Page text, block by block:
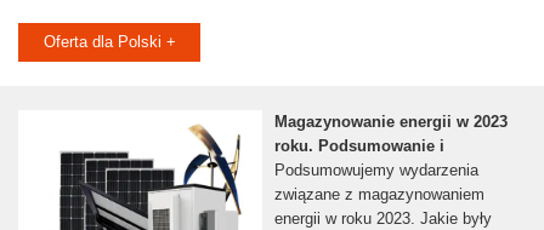
Oferta dla Polski +
Magazynowanie energii w 2023
roku. Podsumowanie i
Podsumowujemy wydarzenia
związane z magazynowaniem
energii w roku 2023. Jakie były